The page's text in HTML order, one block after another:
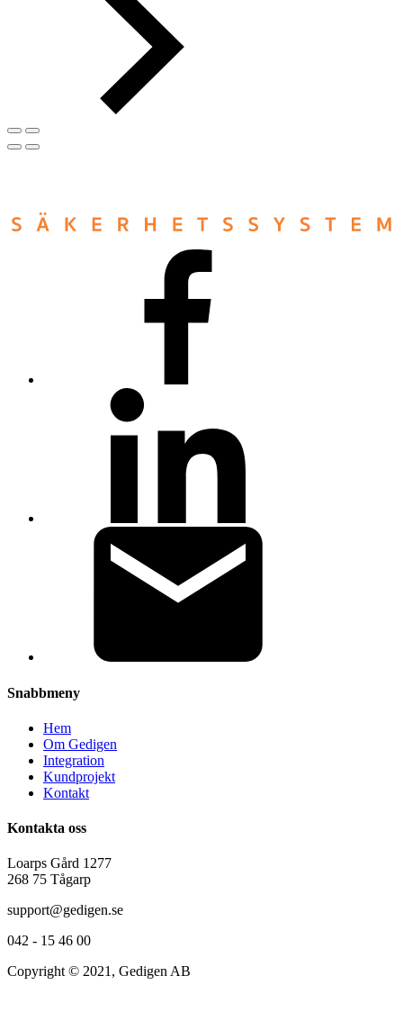
Snabbmeny
Hem
Om Gedigen
Integration
Kundprojekt
Kontakt
Kontakta oss
Loarps Gård 1277
268 75 Tågarp
support@gedigen.se
042 - 15 46 00
Copyright © 2021, Gedigen AB